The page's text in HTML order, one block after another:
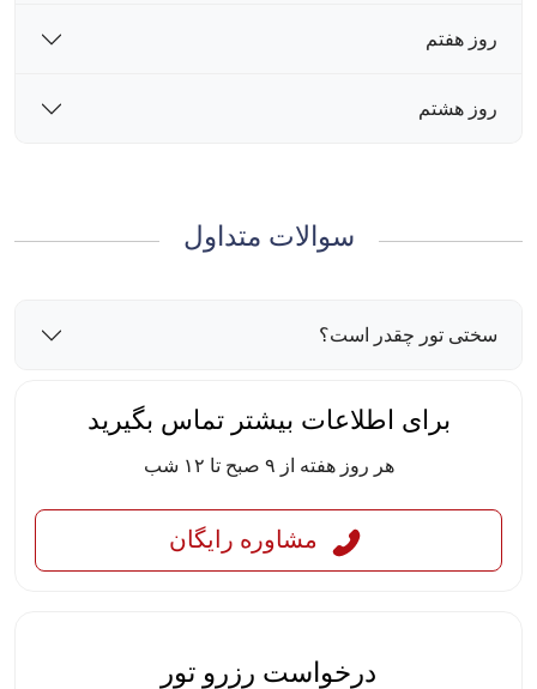
روز هفتم
روز هشتم
سوالات متداول
سختی تور چقدر است؟
برای اطلاعات بیشتر تماس بگیرید
هر روز هفته از ۹ صبح تا ۱۲ شب
مشاوره رایگان
درخواست رزرو تور